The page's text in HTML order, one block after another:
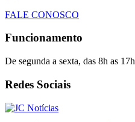
FALE CONOSCO
Funcionamento
De segunda a sexta, das 8h as 17h
Redes Sociais